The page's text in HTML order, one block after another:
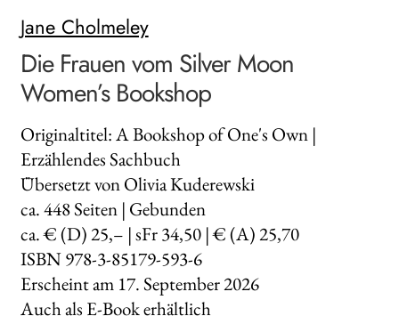
Jane Cholmeley
Die Frauen vom Silver Moon
Women’s Bookshop
Originaltitel: A Bookshop of One's Own |
Erzählendes Sachbuch
Übersetzt von Olivia Kuderewski
ca.448Seiten | Gebunden
ca. € (D) 25,– | sFr 34,50 | € (A) 25,70
ISBN 978-3-85179-593-6
Erscheint am 17. September 2026
Auch als E-Book erhältlich